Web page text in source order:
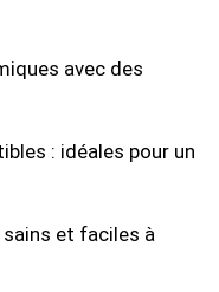
avec des
: idéales pour un
et faciles à